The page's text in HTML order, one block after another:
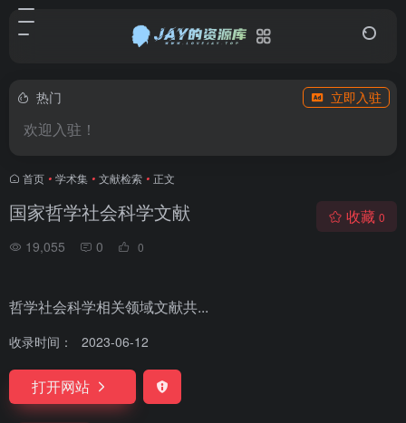
热门 立即入驻
欢迎入驻！
首页 • 学术集 • 文献检索 • 正文
国家哲学社会科学文献
19,055 0 0
收藏 0
哲学社会科学相关领域文献共...
收录时间： 2023-06-12
打开网站